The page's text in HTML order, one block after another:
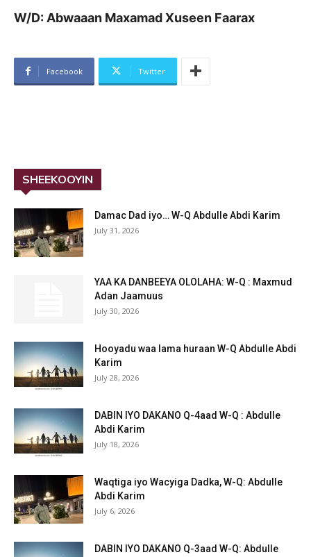
W/D: Abwaaan Maxamad Xuseen Faarax
Facebook Twitter
SHEEKOOYIN
Damac Dad iyo… W-Q Abdulle Abdi Karim
July 31, 2026
YAA KA DANBEEYA OLOLAHA: W-Q : Maxmud
Adan Jaamuus
July 30, 2026
Hooyadu waa lama huraan W-Q Abdulle Abdi
Karim
July 28, 2026
DABIN IYO DAKANO Q-4aad W-Q : Abdulle
Abdi Karim
July 18, 2026
Waqtiga iyo Wacyiga Dadka, W-Q: Abdulle
Abdi Karim
July 6, 2026
DABIN IYO DAKANO Q-3aad W-Q: Abdulle